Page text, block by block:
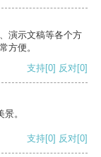
演示文稿等各个方
方便。
支持[0] 反对[0]
。
支持[0] 反对[0]